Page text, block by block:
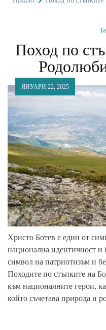
Поход по
ЯНУАРИ 22, 2025
Христо Ботев е един от
национална идентичност и
символ на патриотизъм и
Походите по стъпките на
към националните герои,
който съчетава природа и